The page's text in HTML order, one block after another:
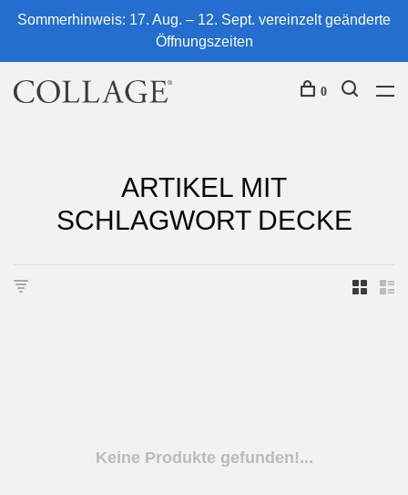
Sommerhinweis: 17. Aug. – 12. Sept. vereinzelt geänderte
Öffnungszeiten
0
ARTIKEL MIT
SCHLAGWORT DECKE
Keine Produkte gefunden!...